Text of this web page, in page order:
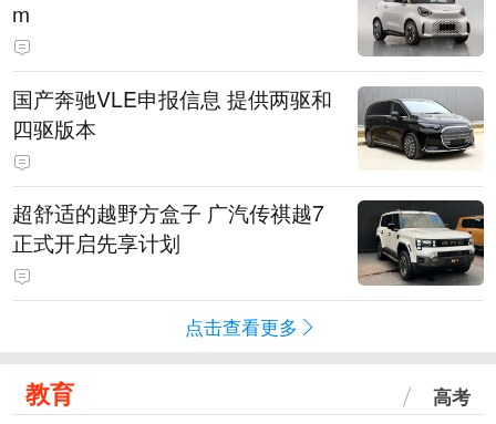
m
国产奔驰VLE申报信息 提供两驱和
四驱版本
超舒适的越野方盒子 广汽传祺越7
正式开启先享计划
点击查看更多
教育 高考